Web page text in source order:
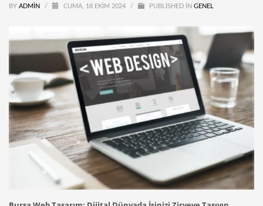
BY ADMIN / CUMA, 18 EKIM 2024 / PUBLISHED IN GENEL